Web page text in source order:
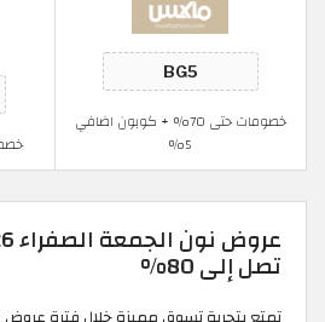
خصومات حتى 70% + كوبون اضافي
عروض نون الجمعة